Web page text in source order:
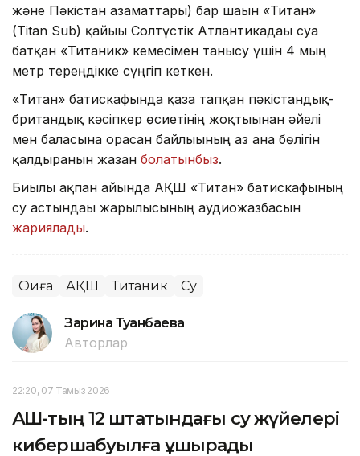
және Пәкістан азаматтары) бар шағын «Титан»
(Titan Sub) қайығы Солтүстік Атлантикадағы суға
батқан «Титаник» кемесімен танысу үшін 4 мың
метр тереңдікке сүңгіп кеткен.
«Титан» батискафында қаза тапқан пәкістандық-
британдық кәсіпкер өсиетінің жоқтығынан әйелі
мен баласына орасан байлығының аз ғана бөлігін
қалдырғанын жазған болатынбыз.
Биылғы ақпан айында АҚШ «Титан» батискафының
су астындағы жарылысының аудиожазбасын
жариялады.
Оқиға АҚШ Титаник Су
Зарина Туғанбаева
Авторлар
22:20, 07 Тамыз 2026
АҚШ-тың 12 штатындағы су жүйелері
кибершабуылға ұшырады